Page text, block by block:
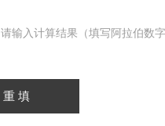
请输入计算结果（填写阿拉伯数